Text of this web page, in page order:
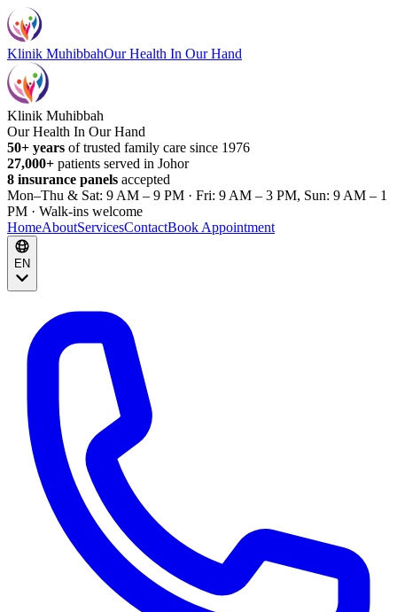
Klinik MuhibbahOur Health In Our Hand
Klinik Muhibbah
Our Health In Our Hand
50+ years of trusted family care since 1976
27,000+ patients served in Johor
8 insurance panels accepted
Mon–Thu & Sat: 9 AM – 9 PM · Fri: 9 AM – 3 PM, Sun: 9 AM – 1
PM · Walk-ins welcome
HomeAboutServicesContactBook Appointment
EN